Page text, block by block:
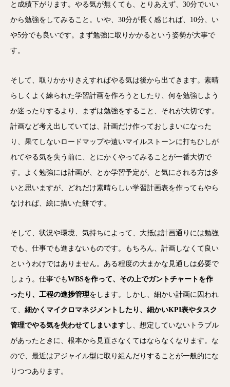
と成績下がります。やる気が無くても、とりあえず、30分でいい
から勉強をしてみること。いや、30分が長く感じれば、10分、い
や5分でも良いです。まず勉強に取りかかるという姿勢が大事で
す。
そして、取りかかりさえすればやる気は後から出てきます。素晴
らしくよく練られた学習計画を作ろうとしたり、何を勉強しよう
か迷ったりするより、まずは勉強をすること、それが大切です。
計画など考え出していては、計画だけ作っておしまいになった
り、果てしないロードマップや遠いマイルストーンに打ちひしが
れてやる気を失う前に、とにかくやってみることが一番大切で
す。よく勉強には計画が、とか学習予定が、と気にされる方は多
いと思いますが、どれだけ素晴らしい学習計画表を作ってもやら
なければ、絵に描いた餅です。
そして、状況や環境、気持ちによって、大抵は計画通りには勉強
でも、仕事でも進まないものです。もちろん、計画しなくて良い
というわけではありません。ある程度の大まかな見通しは必要で
しょう。仕事でもWBSを作って、その上でガントチャートを作
ったり、工程の進捗管理をします。しかし、細かい計画に囚われ
て、 細かくマイクロマネジメントしたり、細かいKPI表やタスク
管理でやる気を失わせてしまいます し、想定していないトラブル
があったときに、根本から見直さなくてはならなくなります。な
ので、最近はアジャイル型に取り組んだりすることが一般的にな
りつつあります。